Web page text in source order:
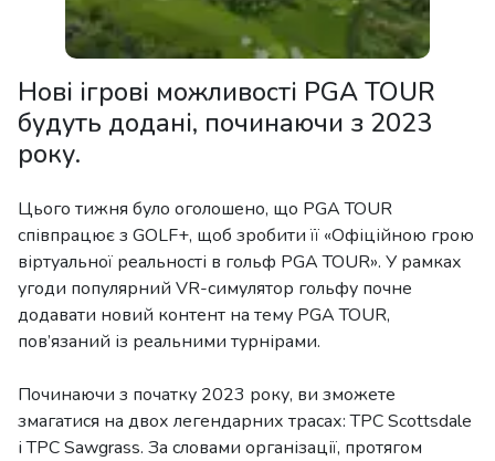
Нові ігрові можливості PGA TOUR
будуть додані, починаючи з 2023
року.
Цього тижня було оголошено, що PGA TOUR
співпрацює з GOLF+, щоб зробити її «Офіційною грою
віртуальної реальності в гольф PGA TOUR». У рамках
угоди популярний VR-симулятор гольфу почне
додавати новий контент на тему PGA TOUR,
пов’язаний із реальними турнірами.
Починаючи з початку 2023 року, ви зможете
змагатися на двох легендарних трасах: TPC Scottsdale
і TPC Sawgrass. За словами організації, протягом